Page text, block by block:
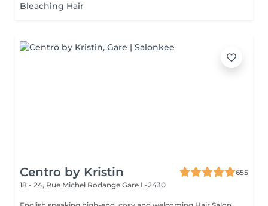
Bleaching Hair
Centro by Kristin
655
18 - 24, Rue Michel Rodange Gare L-2430